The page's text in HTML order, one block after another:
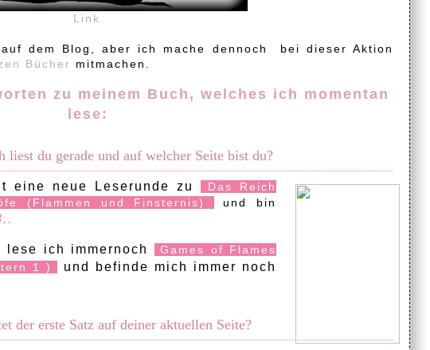
Link
dem Blog, aber ich mache dennoch bei dieser Aktion
Bücher mitmachen.
zu meinem Buch, welches ich momentan
lese:
liest du gerade und auf welcher Seite bist du?
eine neue Leserunde zu
Das Reich
(Flammen und Finsternis)
und bin
lese ich immernoch
Games of Flames
1 )
und befinde mich immer noch
der erste Satz auf deiner aktuellen Seite?